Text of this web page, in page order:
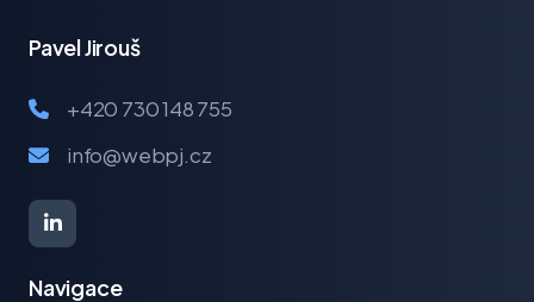
Pavel Jirouš
+420 730 148 755
info@webpj.cz
Navigace